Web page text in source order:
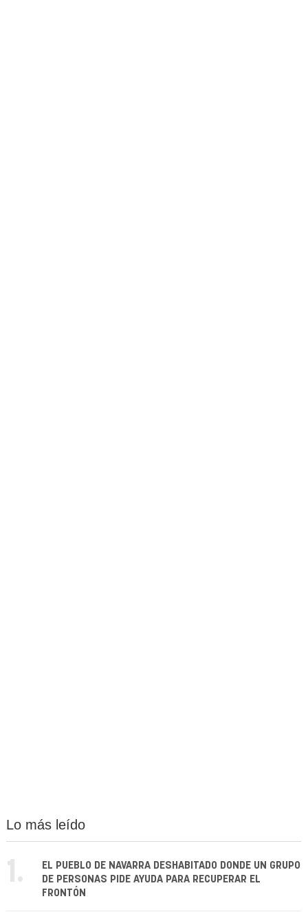
Lo más leído
1.
EL PUEBLO DE NAVARRA DESHABITADO DONDE UN GRUPO
DE PERSONAS PIDE AYUDA PARA RECUPERAR EL
FRONTÓN